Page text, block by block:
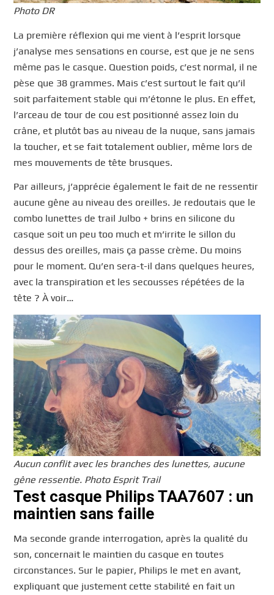
Photo DR
La première réflexion qui me vient à l’esprit lorsque
j’analyse mes sensations en course, est que je ne sens
même pas le casque. Question poids, c’est normal, il ne
pèse que 38 grammes. Mais c’est surtout le fait qu’il
soit parfaitement stable qui m’étonne le plus. En effet,
l’arceau de tour de cou est positionné assez loin du
crâne, et plutôt bas au niveau de la nuque, sans jamais
la toucher, et se fait totalement oublier, même lors de
mes mouvements de tête brusques.
Par ailleurs, j’apprécie également le fait de ne ressentir
aucune gêne au niveau des oreilles. Je redoutais que le
combo lunettes de trail Julbo + brins en silicone du
casque soit un peu too much et m’irrite le sillon du
dessus des oreilles, mais ça passe crème. Du moins
pour le moment. Qu’en sera-t-il dans quelques heures,
avec la transpiration et les secousses répétées de la
tête ? À voir…
Aucun conflit avec les branches des lunettes, aucune
gêne ressentie. Photo Esprit Trail
Test casque Philips TAA7607 : un
maintien sans faille
Ma seconde grande interrogation, après la qualité du
son, concernait le maintien du casque en toutes
circonstances. Sur le papier, Philips le met en avant,
expliquant que justement cette stabilité en fait un